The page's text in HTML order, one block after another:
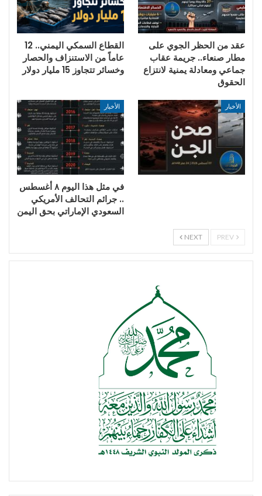
عقد من الحظر الجوي على
مطار صنعاء.. جريمة عقاب
جماعي ومعادلة يمنية لانتزاع
الحقوق
القطاع السمكي اليمني.. 12
عاماً من الاستنزاف والحصار
وخسائر تتجاوز 15 مليار دولار
الأخبار الأخبار
في مثل هذا اليوم ٨ أغسطس
.. جرائم التحالف الأمريكي
السعودي الإماراتي بحق اليمن
NEXT